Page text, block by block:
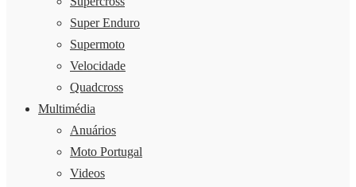
Super Enduro
Supermoto
Velocidade
Quadcross
Multimédia
Anuários
Moto Portugal
Videos